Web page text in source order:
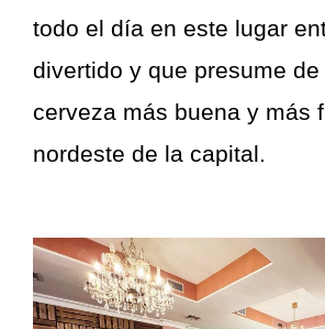
todo el día en este lugar
divertido y que presume
cerveza más buena y más
nordeste de la capital.